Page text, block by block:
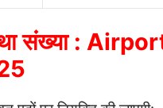
संख्या :